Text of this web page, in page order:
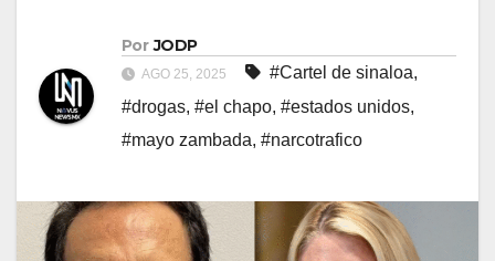
Por JODP
AGO 25, 2025 #Cartel de sinaloa,
#drogas, #el chapo, #estados unidos,
#mayo zambada, #narcotrafico